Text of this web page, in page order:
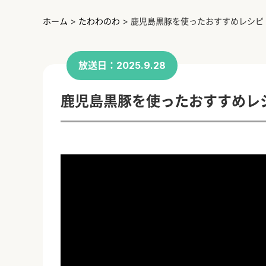
ホーム > たわわのわ > 鹿児島黒豚を使ったおすすめレシピ
放送日：2025.9.28
鹿児島黒豚を使ったおすすめレ